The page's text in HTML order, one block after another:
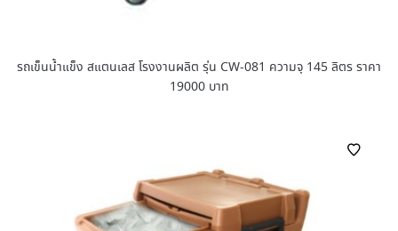
รถเข็นน้ำแข็ง สแตนเลส โรงงานผลิต รุ่น CW-081 ความจุ 145 ลิตร ราคา
19000 บาท